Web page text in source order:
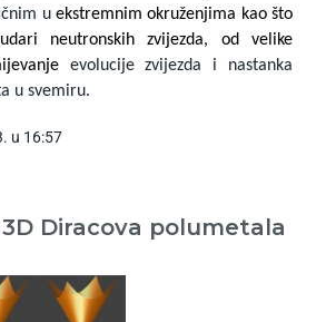
u ekstremnim okruženjima kao što
neutronskih zvijezda, od velike
evolucije zvijezda i nastanka
u svemiru.
u 16:57
Diracova polumetala